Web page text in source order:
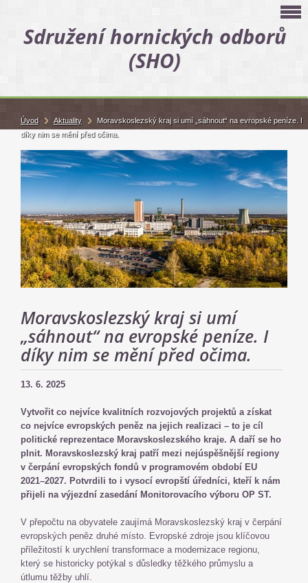
Sdružení hornických odborů
(SHO)
Moravskoslezský kraj si umí
„sáhnout“ na evropské peníze. I
díky nim se mění před očima.
13. 6. 2025
Vytvořit co nejvíce kvalitních rozvojových projektů a získat
co nejvíce evropských peněz na jejich realizaci – to je cíl
politické reprezentace Moravskoslezského kraje. A daří se ho
plnit. Moravskoslezský kraj patří mezi nejúspěšnější regiony
v čerpání evropských fondů v programovém období EU
2021–2027. Potvrdili to i vysocí evropští úředníci, kteří k nám
přijeli na výjezdní zasedání Monitorovacího výboru OP ST.
V přepočtu na obyvatele zaujímá Moravskoslezský kraj v čerpání
evropských peněz druhé místo. Evropské zdroje jsou klíčovou
příležitostí k urychlení transformace a modernizace regionu,
který se historicky potýkal s důsledky těžkého průmyslu a
útlumu těžby uhlí.
Úvod Aktuality
Moravskoslezský kraj si umí „sáhnout“ na evropské peníze. I
díky nim se mění před očima.